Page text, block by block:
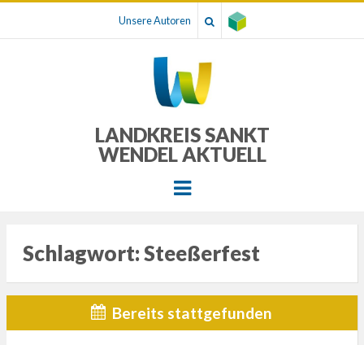
Unsere Autoren
LANDKREIS SANKT
WENDEL AKTUELL
Menu
Schlagwort:Steeßerfest
Bereits stattgefunden